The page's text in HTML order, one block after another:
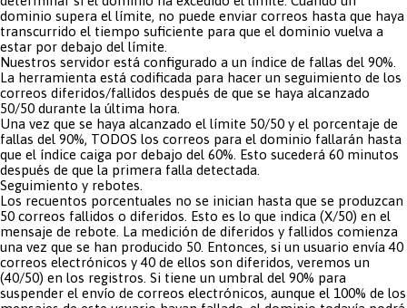
dominio supera el límite, no puede enviar correos hasta que haya
transcurrido el tiempo suficiente para que el dominio vuelva a
estar por debajo del lí­mite.
Nuestros servidor está configurado a un índice de fallas del 90%.
La herramienta está codificada para hacer un seguimiento de los
correos diferidos/fallidos después de que se haya alcanzado
50/50 durante la última hora.
Una vez que se haya alcanzado el límite 50/50 y el porcentaje de
fallas del 90%, TODOS los correos para el dominio fallarán hasta
que el í­ndice caiga por debajo del 60%. Esto sucederá 60 minutos
después de que la primera falla detectada.
Seguimiento y rebotes.
Los recuentos porcentuales no se inician hasta que se produzcan
50 correos fallidos o diferidos. Esto es lo que indica (X/50) en el
mensaje de rebote. La medición de diferidos y fallidos comienza
una vez que se han producido 50. Entonces, si un usuario envía 40
correos electrónicos y 40 de ellos son diferidos, veremos un
(40/50) en los registros. Si tiene un umbral del 90% para
suspender el enví­o de correos electrónicos, aunque el 100% de los